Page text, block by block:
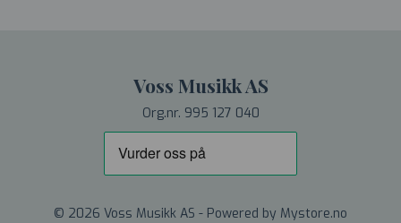
Voss Musikk AS
Org.nr. 995 127 040
© 2026 Voss Musikk AS - Powered by Mystore.no